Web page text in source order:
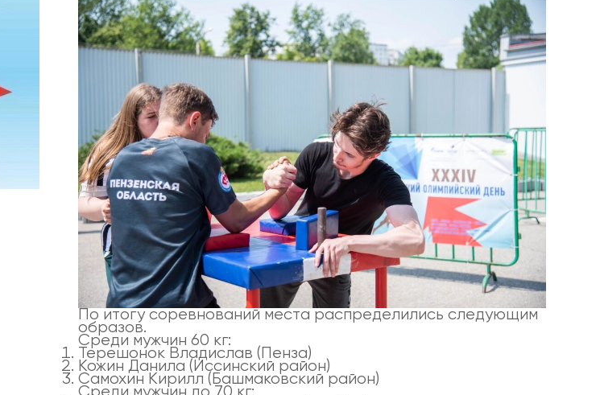
По итогу соревнований места распределились следующим
образов.
Среди мужчин 60 кг:
Терешонок Владислав (Пенза)
Кожин Данила (Иссинский район)
Самохин Кирилл (Башмаковский район)
Среди мужчин до 70 кг: